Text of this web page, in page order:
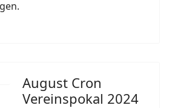
August Cron
Vereinspokal 2024